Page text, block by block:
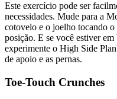
Este exercício pode ser
necessidades. Mude para a
cotovelo e o joelho tocando
posição. E se você estiver
experimente o High Side
de apoio e as pernas.
Toe-Touch Crunches